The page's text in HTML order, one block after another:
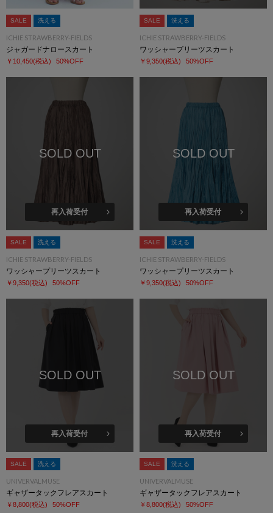
SALE 洗える
ICHIE STRAWBERRY-FIELDS
ジャガードナロースカート
￥10,450(税込) 50%OFF
SALE 洗える
ICHIE STRAWBERRY-FIELDS
ワッシャープリーツスカート
￥9,350(税込) 50%OFF
SOLD OUT
再入荷受付
SALE 洗える
ICHIE STRAWBERRY-FIELDS
ワッシャープリーツスカート
￥9,350(税込) 50%OFF
SOLD OUT
再入荷受付
SALE 洗える
ICHIE STRAWBERRY-FIELDS
ワッシャープリーツスカート
￥9,350(税込) 50%OFF
SOLD OUT
再入荷受付
SALE 洗える
UNIVERVALMUSE
ギャザータックフレアスカート
￥8,800(税込) 50%OFF
SOLD OUT
再入荷受付
SALE 洗える
UNIVERVALMUSE
ギャザータックフレアスカート
￥8,800(税込) 50%OFF